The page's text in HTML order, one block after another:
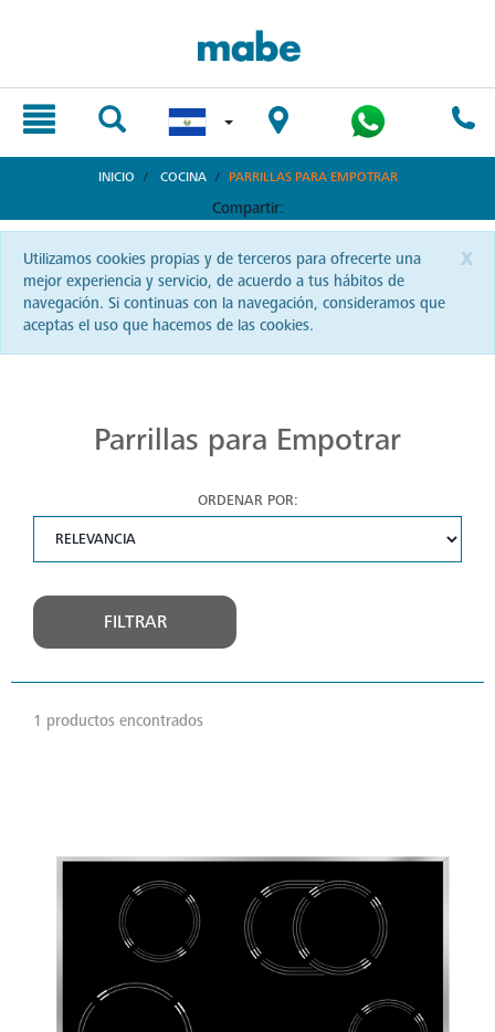
INICIO COCINA PARRILLAS PARA EMPOTRAR
Compartir:
x
Utilizamos cookies propias y de terceros para ofrecerte una
mejor experiencia y servicio, de acuerdo a tus hábitos de
navegación. Si continuas con la navegación, consideramos que
aceptas el uso que hacemos de las cookies.
Parrillas para Empotrar
ORDENAR POR:
FILTRAR
1 productos encontrados